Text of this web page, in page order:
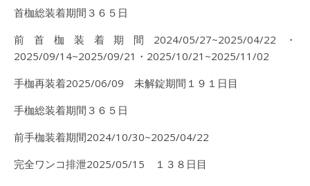
首枷総装着期間３６５日
前首枷装着期間2024/05/27~2025/04/22・
2025/09/14~2025/09/21・2025/10/21~2025/11/02
手枷再装着2025/06/09 未解錠期間１９１日目
手枷総装着期間３６５日
前手枷装着期間2024/10/30~2025/04/22
完全ワンコ排泄2025/05/15 １３８日目